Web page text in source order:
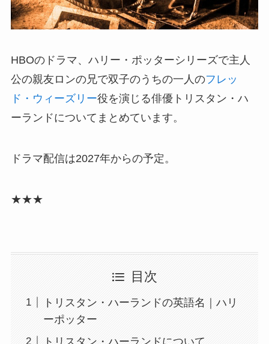
HBOのドラマ、ハリー・ポッターシリーズで主人
公の親友ロンの兄で双子のうちの一人のフレッ
ド・ウィーズリー役を演じる俳優トリスタン・ハ
ーランドについてまとめています。
ドラマ配信は2027年からの予定。
★★★
目次
トリスタン・ハーランドの英語名｜ハリ
ーポッター
トリスタン・ハーランドについて